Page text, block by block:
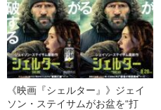
《映画『シェルター』》ジェイ
ソン・ステイサムがお盆を“打